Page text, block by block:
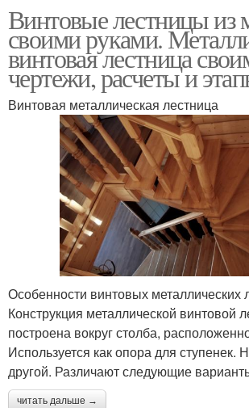
Винтовые лестницы из
своими руками.
винтовая лестница
чертежи, расчеты и
Винтовая металлическая лестница
Особенности винтовых металлических
Конструкция металлической винтовой
построена вокруг столба,
Используется как опора для ступенек.
другой. Различают следующие
читать дальше →